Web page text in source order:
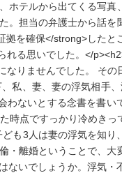
ホテルから出てくる写真
。担当の弁護士から話を
を確保</strong>したと
れる思いでした。</
りませんでした。 その
私、妻、妻の浮気相手
わないとする念書を書い
時点ですっかり冷めきっ
も3人は妻の浮気を知り
・離婚ということで、大
ないでしょうか。浮気・